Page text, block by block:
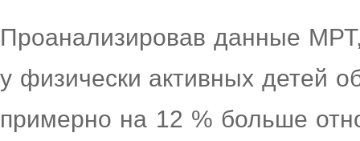
Проанализировав данные
у физически активных детей
примерно на 12 % больше